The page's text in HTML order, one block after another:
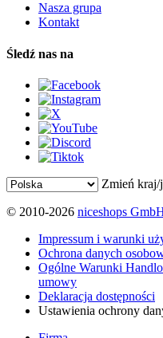
Nasza grupa
Kontakt
Śledź nas na
Zmień kraj/
© 2010-2026 niceshops
Impressum i warunki
Ochrona danych
Ogólne Warunki
umowy
Deklaracja dostępności
Ustawienia ochrony